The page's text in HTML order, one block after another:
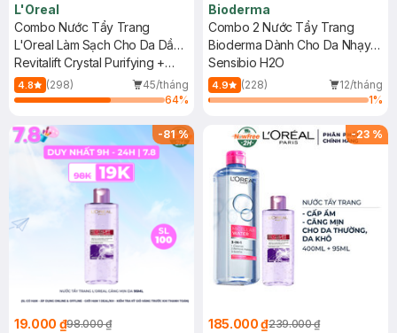
L'Oreal
Combo Nước Tẩy Trang
L'Oreal Làm Sạch Cho Da Dầu
400ml + Căng Mịn Da 95ml
Revitalift Crystal Purifying +
Revitalift Hyaluronic Acid
Hydrating Micellar Water
4.8 (298)
45/tháng
64%
Bioderma
Combo 2 Nước Tẩy Trang
Bioderma Dành Cho Da Nhạy
Cảm 500ml
Sensibio H2O
4.9 (228)
12/tháng
1%
-81%
19.000 ₫98.000 ₫
-23 %
185.000 ₫239.000 ₫